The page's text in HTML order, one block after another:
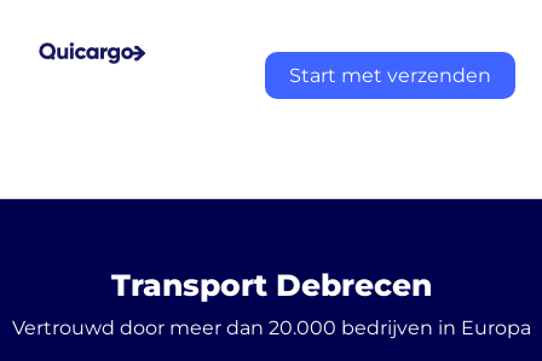
Start met verzenden
Transport Debrecen
Vertrouwd door meer dan 20.000 bedrijven in Europa